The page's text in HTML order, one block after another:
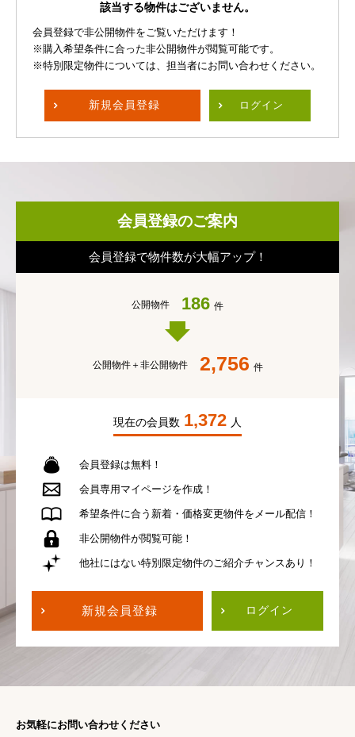
該当する物件はございません。
会員登録で非公開物件をご覧いただけます！
※購入希望条件に合った非公開物件が閲覧可能です。
※特別限定物件については、担当者にお問い合わせください。
新規会員登録 ログイン
会員登録のご案内
会員登録で物件数が大幅アップ！
公開物件 186 件
公開物件＋非公開物件 2,756 件
現在の会員数 1,372 人
会員登録は無料！
会員専用 マイページを作成！
希望条件に合う 新着・価格変更物件を メール配信！
非公開物件が閲覧可能！
他社にはない特別限定物件のご紹介チャンスあり！
新規会員登録 ログイン
お気軽にお問い合わせください